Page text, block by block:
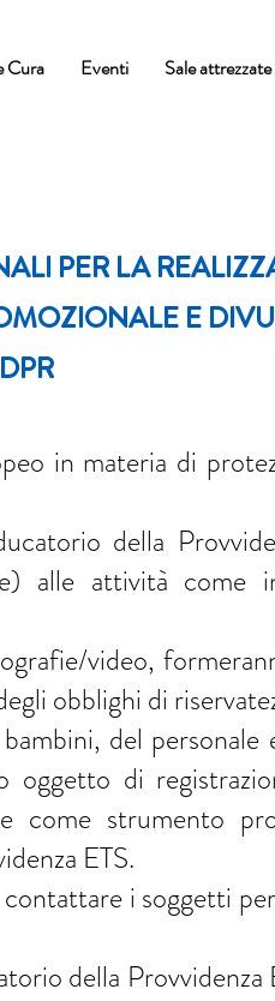
Cura Eventi Sale attrezzate
PER LA
E
in materia di
della
alle attività come
video,
obblighi di
del personale
oggetto di
come strumento
ETS.
i soggetti
della Provvidenza